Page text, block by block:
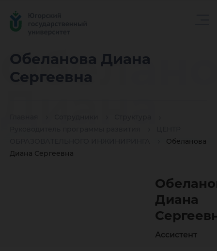
Обеланова Диана
Сергеевна
Обеланова
Диана Сергеевна
Диана
Ассистент